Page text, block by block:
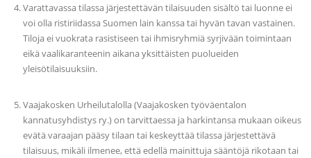
Varattavassa tilassa järjestettävän tilaisuuden sisältö tai luonne ei
voi olla ristiriidassa Suomen lain kanssa tai hyvän tavan vastainen.
Tiloja ei vuokrata rasistiseen tai ihmisryhmiä syrjivään toimintaan
eikä vaalikaranteenin aikana yksittäisten puolueiden
yleisötilaisuuksiin.
Vaajakosken Urheilutalolla (Vaajakosken työväentalon
kannatusyhdistys ry.) on tarvittaessa ja harkintansa mukaan oikeus
evätä varaajan pääsy tilaan tai keskeyttää tilassa järjestettävä
tilaisuus, mikäli ilmenee, että edellä mainittuja sääntöjä rikotaan tai